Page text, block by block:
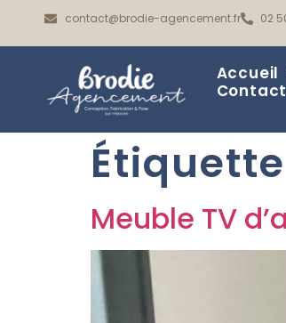
contact@brodie-agencement.fr 02
Accueil
Meuble TV